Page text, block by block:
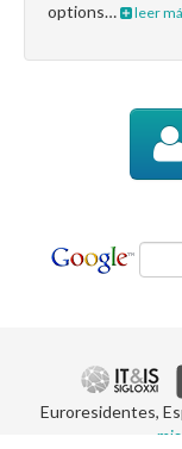
options…
leer
Euroresidentes,